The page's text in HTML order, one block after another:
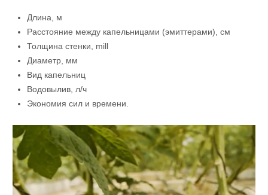
Длина, м
Расстояние между капельницами (эмиттерами), см
Толщина стенки, mill
Диаметр, мм
Вид капельниц
Водовылив, л/ч
Экономия сил и времени.